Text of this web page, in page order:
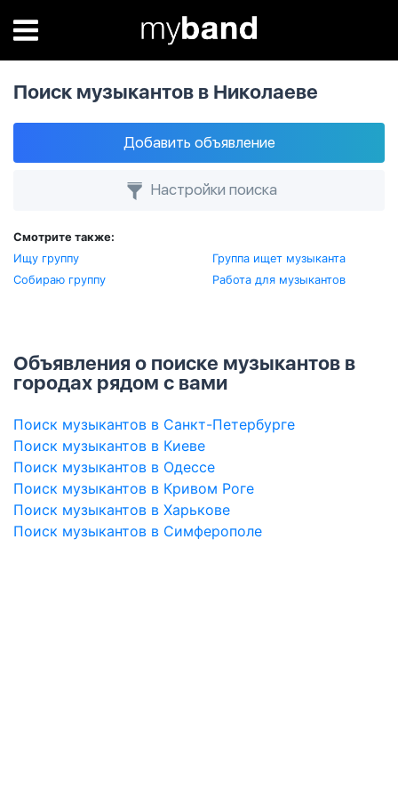
Поиск музыкантов в Николаеве
Добавить объявление
Настройки поиска
Смотрите также:
Ищу группу
Группа ищет музыканта
Собираю группу
Работа для музыкантов
Объявления о поиске музыкантов в
городах рядом с вами
Поиск музыкантов в Санкт-Петербурге
Поиск музыкантов в Киеве
Поиск музыкантов в Одессе
Поиск музыкантов в Кривом Роге
Поиск музыкантов в Харькове
Поиск музыкантов в Симферополе